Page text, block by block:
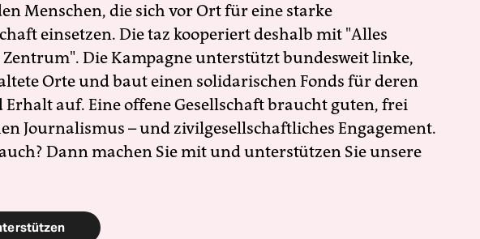
Menschen, die sich vor Ort für eine starke
einsetzen. Die taz kooperiert deshalb mit "Alles
Die Kampagne unterstützt bundesweit linke,
Orte und baut einen solidarischen Fonds für deren
Erhalt auf. Eine offene Gesellschaft braucht guten, frei
Journalismus – und zivilgesellschaftliches Engagement.
Dann machen Sie mit und unterstützen Sie unsere